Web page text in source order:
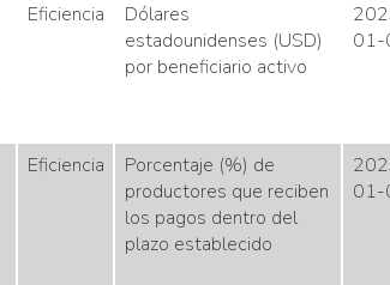
Eficiencia
Dólares
estadounidenses (USD)
por beneficiario activo
01-
Eficiencia
Porcentaje (%) de
productores que reciben
los pagos dentro del
plazo establecido
01-